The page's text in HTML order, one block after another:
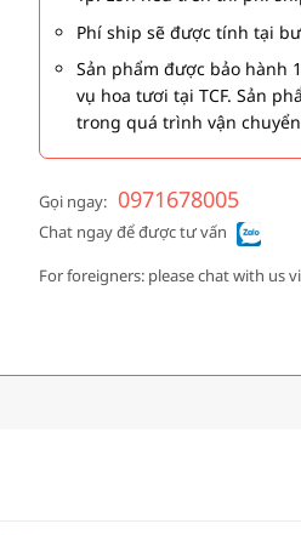
Phí ship sẽ được tính tại
Sản phẩm được bảo hành
vụ hoa tươi tại TCF. Sản
trong quá trình vận
Gọi ngay: 0971678005
Chat ngay để được tư vấn
For foreigners: please chat with us